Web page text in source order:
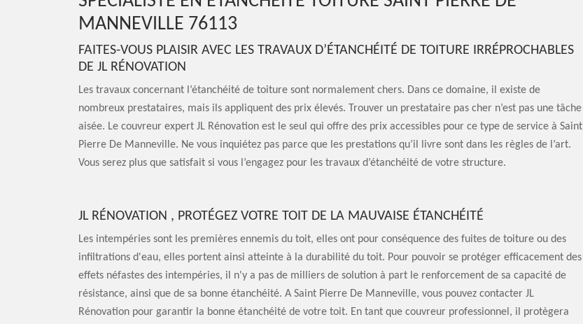
MANNEVILLE 76113
FAITES-VOUS PLAISIR AVEC LES TRAVAUX D’ÉTANCHÉITÉ DE TOITURE IRRÉPROCHABLES
DE JL RÉNOVATION
Les travaux concernant l’étanchéité de toiture sont normalement chers. Dans ce domaine, il existe de
nombreux prestataires, mais ils appliquent des prix élevés. Trouver un prestataire pas cher n’est pas une tâche
aisée. Le couvreur expert JL Rénovation est le seul qui offre des prix accessibles pour ce type de service à Saint
Pierre De Manneville. Ne vous inquiétez pas parce que les prestations qu’il livre sont dans les règles de l’art.
Vous serez plus que satisfait si vous l’engagez pour les travaux d’étanchéité de votre structure.
JL RÉNOVATION , PROTÉGEZ VOTRE TOIT DE LA MAUVAISE ÉTANCHÉITÉ
Les intempéries sont les premières ennemis du toit, elles ont pour conséquence des fuites de toiture ou des
infiltrations d'eau, elles portent ainsi atteinte à la durabilité du toit. Pour pouvoir se protéger efficacement des
effets néfastes des intempéries, il n'y a pas de milliers de solution à part le renforcement de sa capacité de
résistance, ainsi que de sa bonne étanchéité. A Saint Pierre De Manneville, vous pouvez contacter JL
Rénovation pour garantir la bonne étanchéité de votre toit. En tant que couvreur professionnel, il protègera